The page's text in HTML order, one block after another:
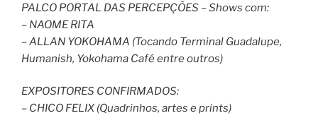
PALCO PORTAL DAS PERCEPÇÕES – Shows com:
– NAOME RITA
– ALLAN YOKOHAMA (Tocando Terminal Guadalupe,
Humanish, Yokohama Café entre outros)
EXPOSITORES CONFIRMADOS:
– CHICO FELIX (Quadrinhos, artes e prints)